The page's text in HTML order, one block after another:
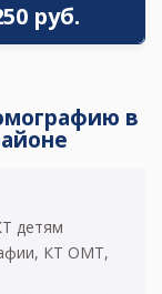
руб.
в
детям
КТ ОМТ,